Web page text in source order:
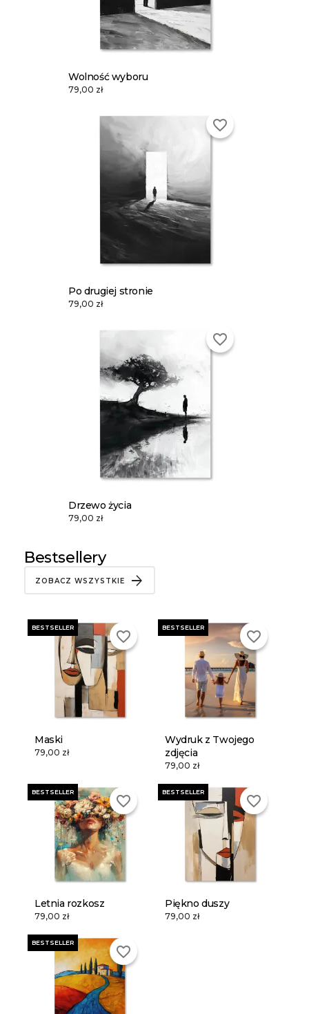
Wolność wyboru
79,00 zł
Po drugiej stronie
79,00 zł
favorite_border
Drzewo życia
79,00 zł
favorite_border
Bestsellery
ZOBACZ WSZYSTKIE
Maski
79,00 zł
BESTSELLER
favorite_border
Wydruk z Twojego
zdjęcia
79,00 zł
BESTSELLER
favorite_border
Letnia rozkosz
79,00 zł
BESTSELLER
favorite_border
Piękno duszy
79,00 zł
BESTSELLER
favorite_border
BESTSELLER
favorite_border